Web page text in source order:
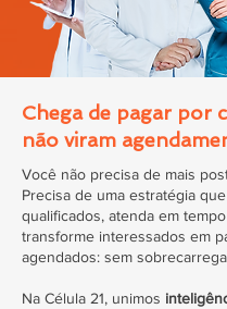
Chega de pagar por
não viram
Você não precisa de mais
Precisa de uma estratégia
qualificados, atenda em
transforme interessados em
agendados: sem
Na Célula 21, unimos